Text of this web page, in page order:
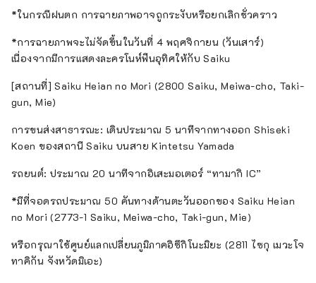
*ในกรณีฝนตก การฉายภาพอาจถูกระงับหรือยกเลิกชั่วคราว
*การฉายภาพจะไม่จัดขึ้นในวันที่ 4 พฤศจิกายน (วันเสาร์)
เนื่องจากมีการแสดงละครโนห์ฟืนอุทิศให้กับ Saiku
[สถานที่] Saiku Heian no Mori (2800 Saiku, Meiwa-cho, Taki-
gun, Mie)
การขนส่งสาธารณะ: เดินประมาณ 5 นาทีจากทางออก Shiseki
Koen ของสถานี Saiku บนสาย Kintetsu Yamada
รถยนต์: ประมาณ 20 นาทีจากอิเสะมอเตอร์ “ทามากิ IC”
*มีที่จอดรถประมาณ 50 คันทางด้านตะวันออกของ Saiku Heian
no Mori (2773-1 Saiku, Meiwa-cho, Taki-gun, Mie)
หรือกรุณาใช้ศูนย์แลกเปลี่ยนภูมิภาคอิซึกิโนะมิยะ (2811 ไซกุ เมวะโจ
ทาคิกัน จังหวัดมิเอะ)